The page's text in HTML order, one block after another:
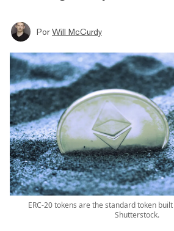
Por Will McCurdy
ERC-20 tokens are the standard token
Shutterstock.